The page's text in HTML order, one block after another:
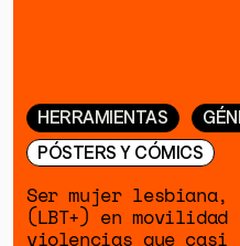
ESPECIALES
HERRAMIENTAS
PÓSTERS Y CÓMICS
Ser mujer
(LBT+) en movilidad
violencias que casi